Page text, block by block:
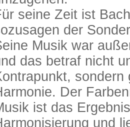
seine Zeit ist
der
Musik war
das betraf nicht
sondern
Der
ist das
und